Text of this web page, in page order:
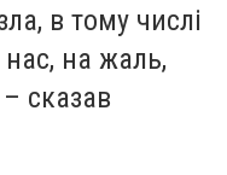
в тому числі
нас, на жаль,
сказав